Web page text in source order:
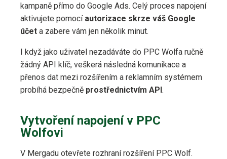
kampaně přímo do Google Ads. Celý proces napojení
aktivujete pomocí autorizace skrze váš Google
účet a zabere vám jen několik minut.
I když jako uživatel nezadáváte do PPC Wolfa ručně
žádný API klíč, veškerá následná komunikace a
přenos dat mezi rozšířením a reklamním systémem
probíhá bezpečně prostřednictvím API .
Vytvoření napojení v PPC
Wolfovi
V Mergadu otevřete rozhraní rozšíření PPC Wolf.